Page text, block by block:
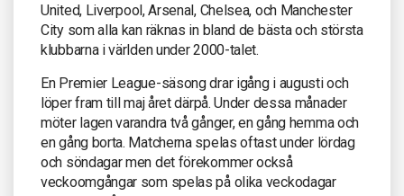
United, Liverpool, Arsenal, Chelsea, och Manchester
City som alla kan räknas in bland de bästa och största
klubbarna i världen under 2000-talet.
En Premier League-säsong drar igång i augusti och
löper fram till maj året därpå. Under dessa månader
möter lagen varandra två gånger, en gång hemma och
en gång borta. Matcherna spelas oftast under lördag
och söndagar men det förekommer också
veckoomgångar som spelas på olika veckodagar